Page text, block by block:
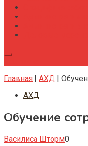
Главная | АХД |
АХД
Обучение
Василиса Шторм0